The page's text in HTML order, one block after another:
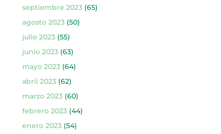
septiembre 2023(65)
agosto 2023(50)
julio 2023(55)
junio 2023(63)
mayo 2023(64)
abril 2023(62)
marzo 2023(60)
febrero 2023(44)
enero 2023(54)